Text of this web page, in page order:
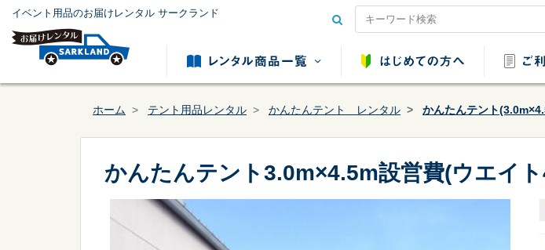
イベント用品のお届けレンタル サークランド
ホーム テント用品レンタル かんたんテント レンタル かんたんテント
かんたんテント3.0m×4.5m設営費(ウエイ